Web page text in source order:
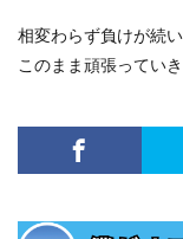
相変わらず負けが続
このまま頑張ってい